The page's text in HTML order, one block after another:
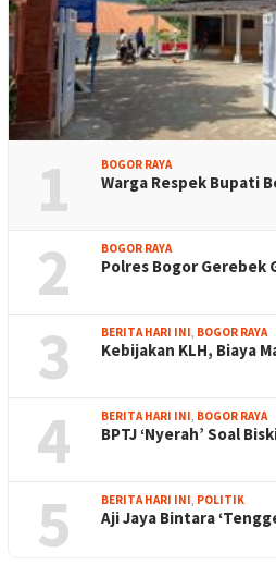
1 BOGOR RAYA
Warga Respek Bupati
2 BOGOR RAYA
Polres Bogor Gerebek
3 BERITA HARI INI BOGOR RAYA
Kebijakan KLH, Biaya
4 BERITA HARI INI BOGOR RAYA
BPTJ ‘Nyerah’ Soal
5 BERITA HARI INI POLITIK
Aji Jaya Bintara